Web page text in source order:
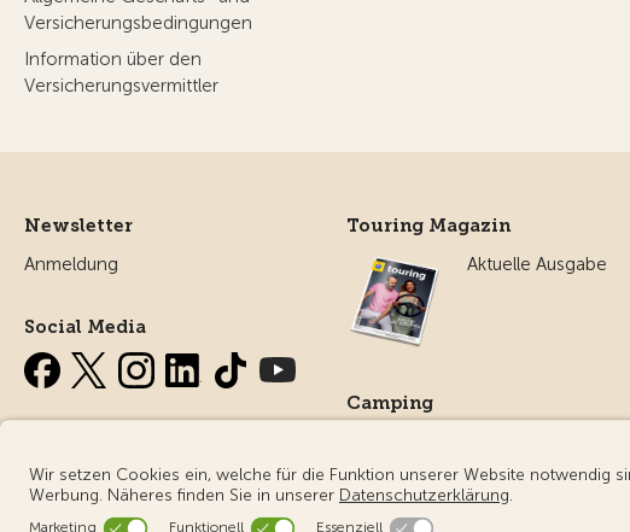
Versicherungsbedingungen
Information über den
Versicherungsvermittler
Newsletter
Anmeldung
Social Media
Touring Magazin
Aktuelle Ausgabe
Camping
Camping